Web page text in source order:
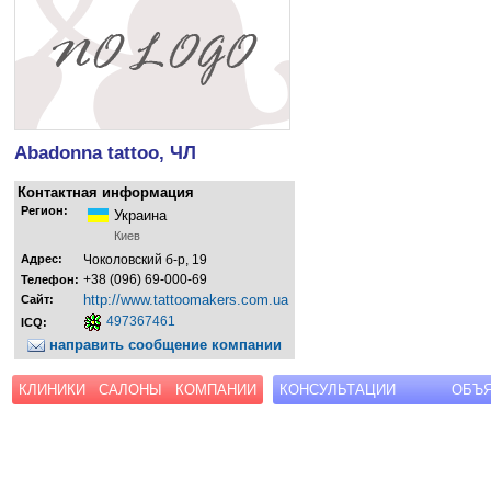
Abadonna tattoo, ЧЛ
Контактная информация
Регион: Украина
Киев
Адрес:
Чоколовский б-р, 19
Телефон: +38 (096) 69-000-69
Сайт: http://www.tattoomakers.com.ua
ICQ: 497367461
направить сообщение компании
КЛИНИКИ САЛОНЫ КОМПАНИИ КОНСУЛЬТАЦИИ